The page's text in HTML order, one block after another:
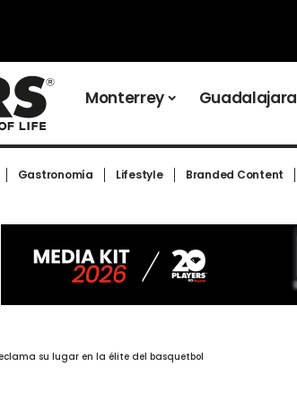
Monterrey Guadalajara
Gastronomía Lifestyle Branded Content
su lugar en la élite del basquetbol